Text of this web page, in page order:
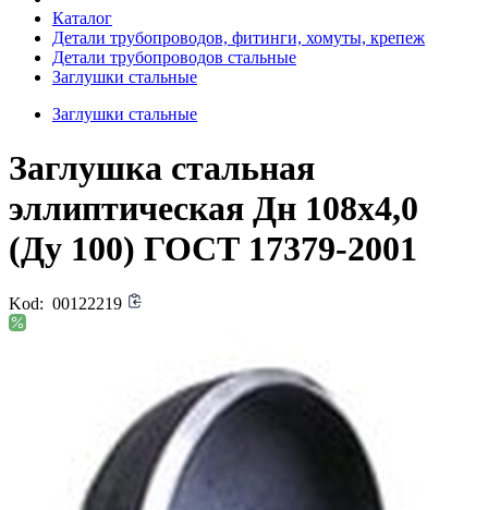
Каталог
Детали трубопроводов, фитинги, хомуты, крепеж
Детали трубопроводов стальные
Заглушки стальные
Заглушки стальные
Заглушка стальная
эллиптическая Дн 108х4,0
(Ду 100) ГОСТ 17379-2001
Kod: 00122219